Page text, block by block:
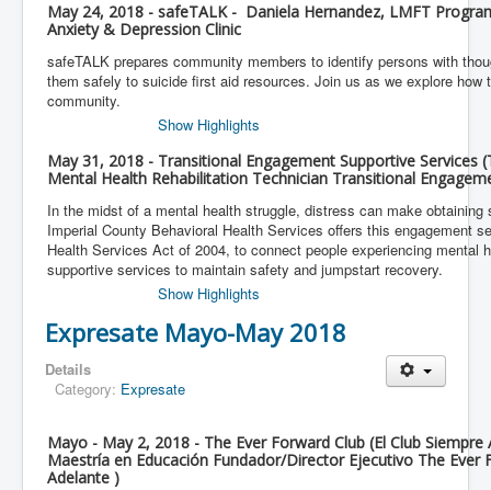
May 24, 2018 - safeTALK - Daniela Hernandez, LMFT
Anxiety & Depression Clinic
safeTALK prepares community members to identify persons with
them safely to suicide first aid resources. Join us as we explore how
community.
Show Highlights
May 31, 2018 - Transitional Engagement Supportive Services
Mental Health Rehabilitation Technician Transitional
In the midst of a mental health struggle, distress can make obtaining
Imperial County Behavioral Health Services offers this engagement
Health Services Act of 2004, to connect people experiencing mental
supportive services to maintain safety and jumpstart recovery.
Show Highlights
Expresate Mayo-May 2018
Details
Category: Expresate
Mayo - May 2, 2018 - The Ever Forward Club (El Club
Maestría en Educación Fundador/Director Ejecutivo The Ever
Adelante )